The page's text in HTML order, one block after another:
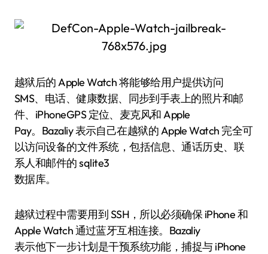
越狱后的 Apple Watch 将能够给用户提供访问
SMS、电话、健康数据、同步到手表上的照片和邮
件、iPhoneGPS 定位、麦克风和 Apple
Pay。Bazaliy 表示自己在越狱的 Apple Watch 完全可
以访问设备的文件系统，包括信息、通话历史、联
系人和邮件的 sqlite3
数据库。
越狱过程中需要用到 SSH，所以必须确保 iPhone 和
Apple Watch 通过蓝牙互相连接。Bazaliy
表示他下一步计划是干预系统功能，捕捉与 iPhone